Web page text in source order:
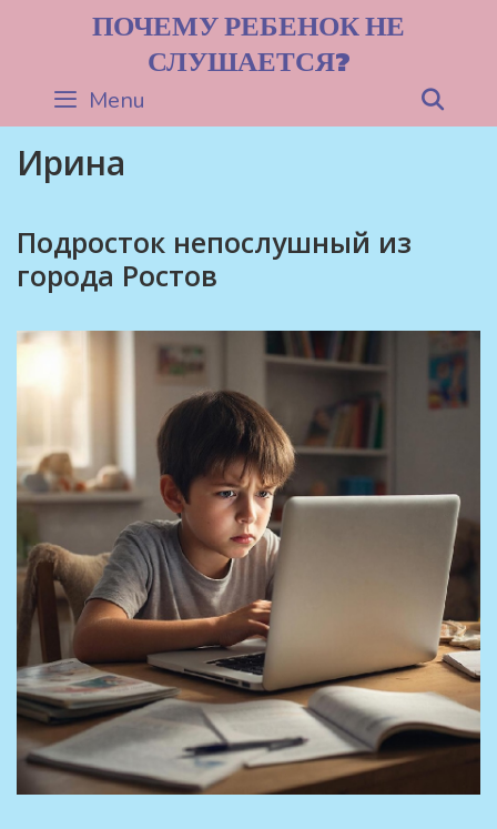
ПОЧЕМУ РЕБЕНОК НЕ
СЛУШАЕТСЯ?
Menu
Ирина
Подросток непослушный из
города Ростов